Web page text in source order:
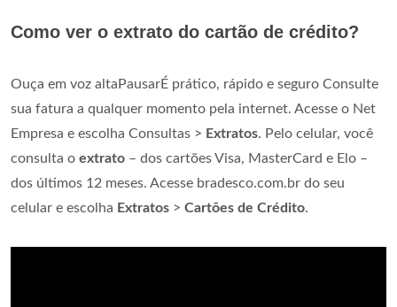
Como ver o extrato do cartão de crédito?
Ouça em voz altaPausarÉ prático, rápido e seguro Consulte
sua fatura a qualquer momento pela internet. Acesse o Net
Empresa e escolha Consultas > Extratos. Pelo celular, você
consulta o extrato – dos cartões Visa, MasterCard e Elo –
dos últimos 12 meses. Acesse bradesco.com.br do seu
celular e escolha Extratos > Cartões de Crédito.